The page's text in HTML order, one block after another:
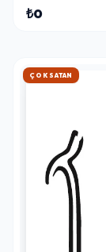
₺0
HIZLI KARGO